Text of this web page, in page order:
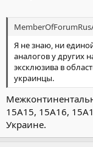
Я не знаю, ни
аналогов у других
эксклюзива в
украинцы.
15А15, 15А16,
Украине.